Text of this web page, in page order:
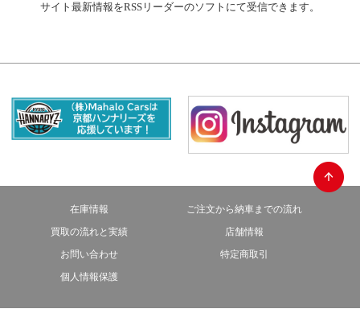
サイト最新情報をRSSリーダーのソフトにて受信できます。
在庫情報
ご注文から納車までの流れ
買取の流れと実績
店舗情報
お問い合わせ
特定商取引
個人情報保護